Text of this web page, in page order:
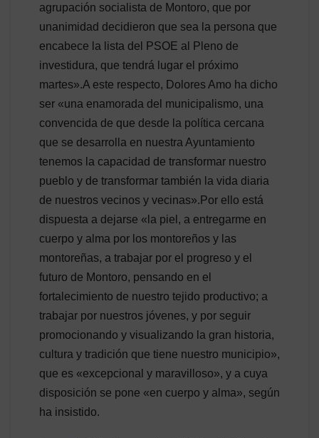
agrupación socialista de Montoro, que por
unanimidad decidieron que sea la persona que
encabece la lista del PSOE al Pleno de
investidura, que tendrá lugar el próximo
martes».A este respecto, Dolores Amo ha dicho
ser «una enamorada del municipalismo, una
convencida de que desde la política cercana
que se desarrolla en nuestra Ayuntamiento
tenemos la capacidad de transformar nuestro
pueblo y de transformar también la vida diaria
de nuestros vecinos y vecinas».Por ello está
dispuesta a dejarse «la piel, a entregarme en
cuerpo y alma por los montoreños y las
montoreñas, a trabajar por el progreso y el
futuro de Montoro, pensando en el
fortalecimiento de nuestro tejido productivo; a
trabajar por nuestros jóvenes, y por seguir
promocionando y visualizando la gran historia,
cultura y tradición que tiene nuestro municipio»,
que es «excepcional y maravilloso», y a cuya
disposición se pone «en cuerpo y alma», según
ha insistido.